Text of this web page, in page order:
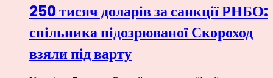
250 тисяч доларів за санкції РНБО:
спільника підозрюваної Скороход
взяли під варту